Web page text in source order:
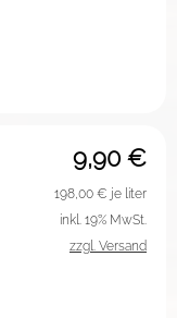
9,90 €
198,00 € je liter
inkl. 19% MwSt.
zzgl. Versand